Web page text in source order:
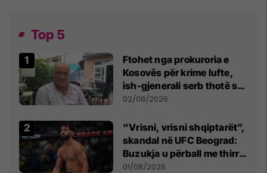
Top 5
Ftohet nga prokuroria e
Kosovës për krime lufte,
ish-gjenerali serb thotë se
dikush e tradhtoi në
02/08/2026
“Vrisni, vrisni shqiptarët”,
skandal në UFC Beograd:
Buzukja u përball me thirrje
anti-shqiptare nga
01/08/2026